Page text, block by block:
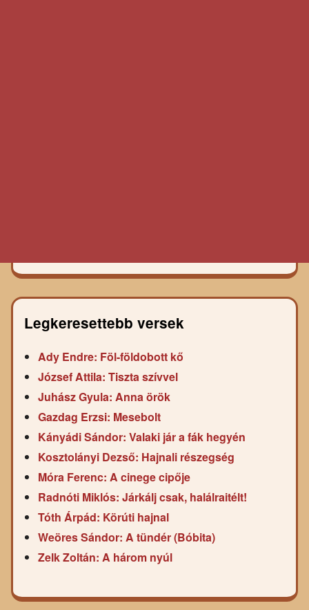
Legkeresettebb versek
Ady Endre: Föl-földobott kő
József Attila: Tiszta szívvel
Juhász Gyula: Anna örök
Gazdag Erzsi: Mesebolt
Kányádi Sándor: Valaki jár a fák hegyén
Kosztolányi Dezső: Hajnali részegség
Móra Ferenc: A cinege cipője
Radnóti Miklós: Járkálj csak, halálraitélt!
Tóth Árpád: Körúti hajnal
Weöres Sándor: A tündér (Bóbita)
Zelk Zoltán: A három nyúl